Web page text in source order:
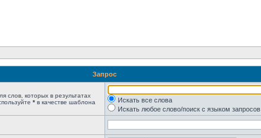
Запрос
слов, которых в результатах
* в качестве шаблона
Искать все слова
Искать любое слово/поиск с языком запросов